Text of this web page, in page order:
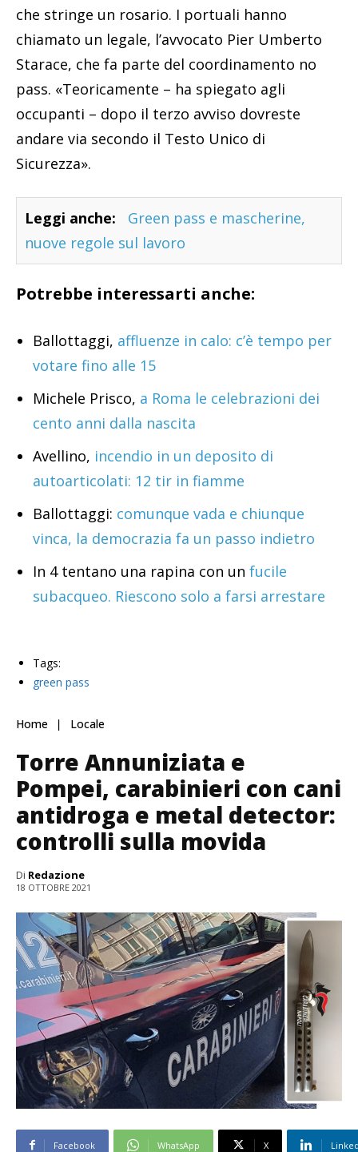
che stringe un rosario. I portuali hanno
chiamato un legale, l’avvocato Pier Umberto
Starace, che fa parte del coordinamento no
pass. «Teoricamente – ha spiegato agli
occupanti – dopo il terzo avviso dovreste
andare via secondo il Testo Unico di
Sicurezza».
Leggi anche:
Green pass e mascherine,
nuove regole sul lavoro
Potrebbe interessarti anche:
Ballottaggi, affluenze in calo: c’è tempo per
votare fino alle 15
Michele Prisco, a Roma le celebrazioni dei
cento anni dalla nascita
Avellino, incendio in un deposito di
autoarticolati: 12 tir in fiamme
Ballottaggi: comunque vada e chiunque
vinca, la democrazia fa un passo indietro
In 4 tentano una rapina con un fucile
subacqueo. Riescono solo a farsi arrestare
Tags:
green pass
Home Locale
Torre Annuniziata e
Pompei, carabinieri con cani
antidroga e metal detector:
controlli sulla movida
Di Redazione
18 OTTOBRE 2021
Facebook WhatsApp X